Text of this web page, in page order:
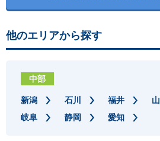
他のエリアから探す
中部
新潟 石川 福井
岐阜
静岡 愛知